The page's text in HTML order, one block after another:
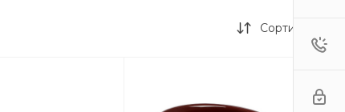
https://t.me/rakontomerchСортировка